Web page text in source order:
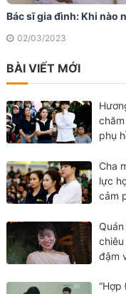
Bác sĩ gia đình: Khi nào
02/03/2023
BÀI VIẾT MỚI
phụ
Cha
lực
cảm
đậm